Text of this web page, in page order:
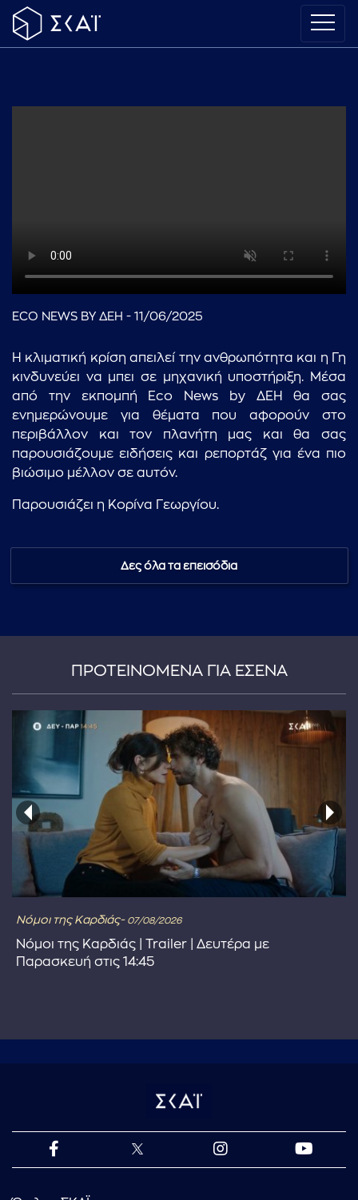
ECO NEWS BY ΔΕΗ - 11/06/2025
Η κλιματική κρίση απειλεί την ανθρωπότητα και η Γη
κινδυνεύει να μπει σε μηχανική υποστήριξη. Μέσα
από την εκπομπή Eco News by ΔΕΗ θα σας
ενημερώνουμε για θέματα που αφορούν στο
περιβάλλον και τον πλανήτη μας και θα σας
παρουσιάζουμε ειδήσεις και ρεπορτάζ για ένα πιο
βιώσιμο μέλλον σε αυτόν.
Παρουσιάζει η Κορίνα Γεωργίου.
Δες όλα τα επεισόδια
ΠΡΟΤΕΙΝΟΜΕΝΑ ΓΙΑ ΕΣΕΝΑ
Νόμοι της Καρδιάς- 07/08/2026
Νόμοι της Καρδιάς | Trailer | Δευτέρα με
Παρασκευή στις 14:45